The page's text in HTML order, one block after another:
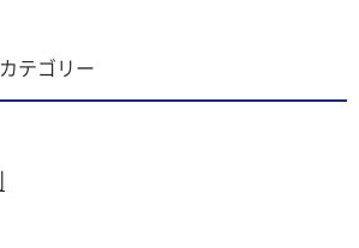
カテゴリー